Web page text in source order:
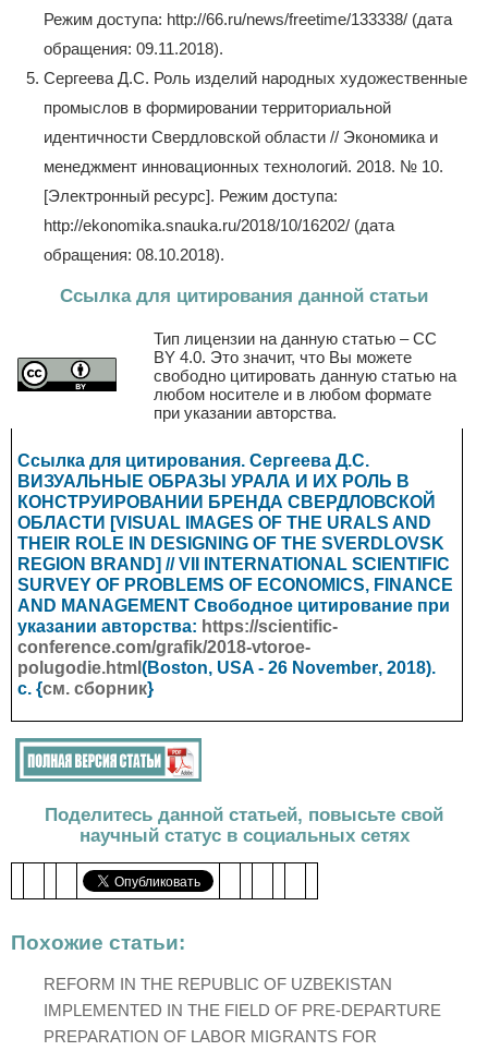
Режим доступа: http://66.ru/news/freetime/133338/ (дата
обращения: 09.11.2018).
Сергеева Д.С. Роль изделий народных художественные
промыслов в формировании территориальной
идентичности Свердловской области // Экономика и
менеджмент инновационных технологий. 2018. № 10.
[Электронный ресурс]. Режим доступа:
http://ekonomika.snauka.ru/2018/10/16202/ (дата
обращения: 08.10.2018).
Ссылка для цитирования данной статьи
Тип лицензии на данную статью – CC
BY 4.0. Это значит, что Вы можете
свободно цитировать данную статью на
любом носителе и в любом формате
при указании авторства.
Ссылка для цитирования. Сергеева Д.С.
ВИЗУАЛЬНЫЕ ОБРАЗЫ УРАЛА И ИХ РОЛЬ В
КОНСТРУИРОВАНИИ БРЕНДА СВЕРДЛОВСКОЙ
ОБЛАСТИ [VISUAL IMAGES OF THE URALS AND
THEIR ROLE IN DESIGNING OF THE SVERDLOVSK
REGION BRAND] // VII INTERNATIONAL SCIENTIFIC
SURVEY OF PROBLEMS OF ECONOMICS, FINANCE
AND MANAGEMENT Свободное цитирование при
указании авторства: https://scientific-
conference.com/grafik/2018-vtoroe-
polugodie.html (Boston, USA - 26 November, 2018).
с. {см. сборник}
Поделитесь данной статьей, повысьте свой
научный статус в социальных сетях
Похожие статьи:
REFORM IN THE REPUBLIC OF UZBEKISTAN
IMPLEMENTED IN THE FIELD OF PRE-DEPARTURE
PREPARATION OF LABOR MIGRANTS FOR